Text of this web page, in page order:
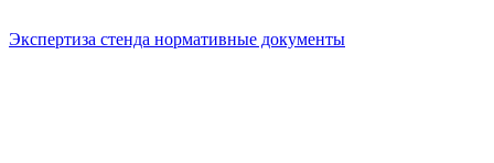
Экспертиза стенда нормативные документы